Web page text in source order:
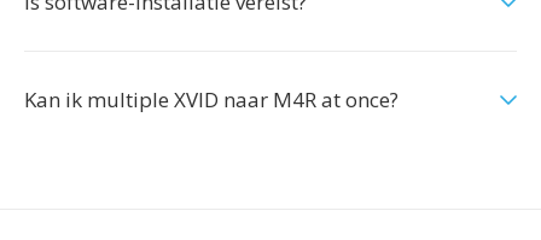
Kan ik multiple XVID naar M4R at once?